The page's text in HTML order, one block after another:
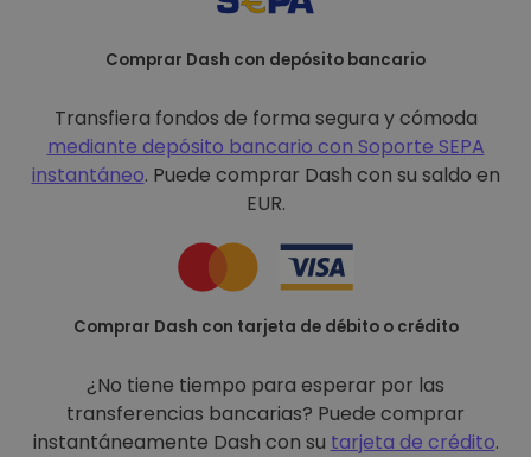
Comprar Dash con depósito bancario
Transfiera fondos de forma segura y cómoda
mediante depósito bancario con Soporte SEPA
instantáneo. Puede comprar Dash con su saldo en
EUR.
Comprar Dash con tarjeta de débito o crédito
¿No tiene tiempo para esperar por las
transferencias bancarias? Puede comprar
instantáneamente Dash con su tarjeta de crédito.